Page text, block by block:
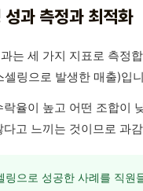
성과 측정과 최적화
는 세 가지 지표로 측정
셀링으로 발생한 매출)입
락율이 높고 어떤 조합이
다고 느끼는 것이므로 과
링으로 성공한 사례를 직원